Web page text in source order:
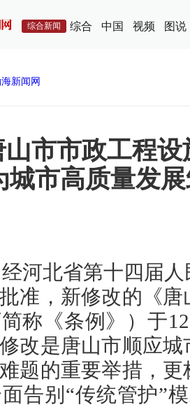
综合新闻 综合 中国 视频 图说
新闻网
市市政工程
城市高质量发
河北省第十四届
准，新修改的《
称《条例》）于
改是唐山市顺应
题的重要举措，
告别“传统管护”